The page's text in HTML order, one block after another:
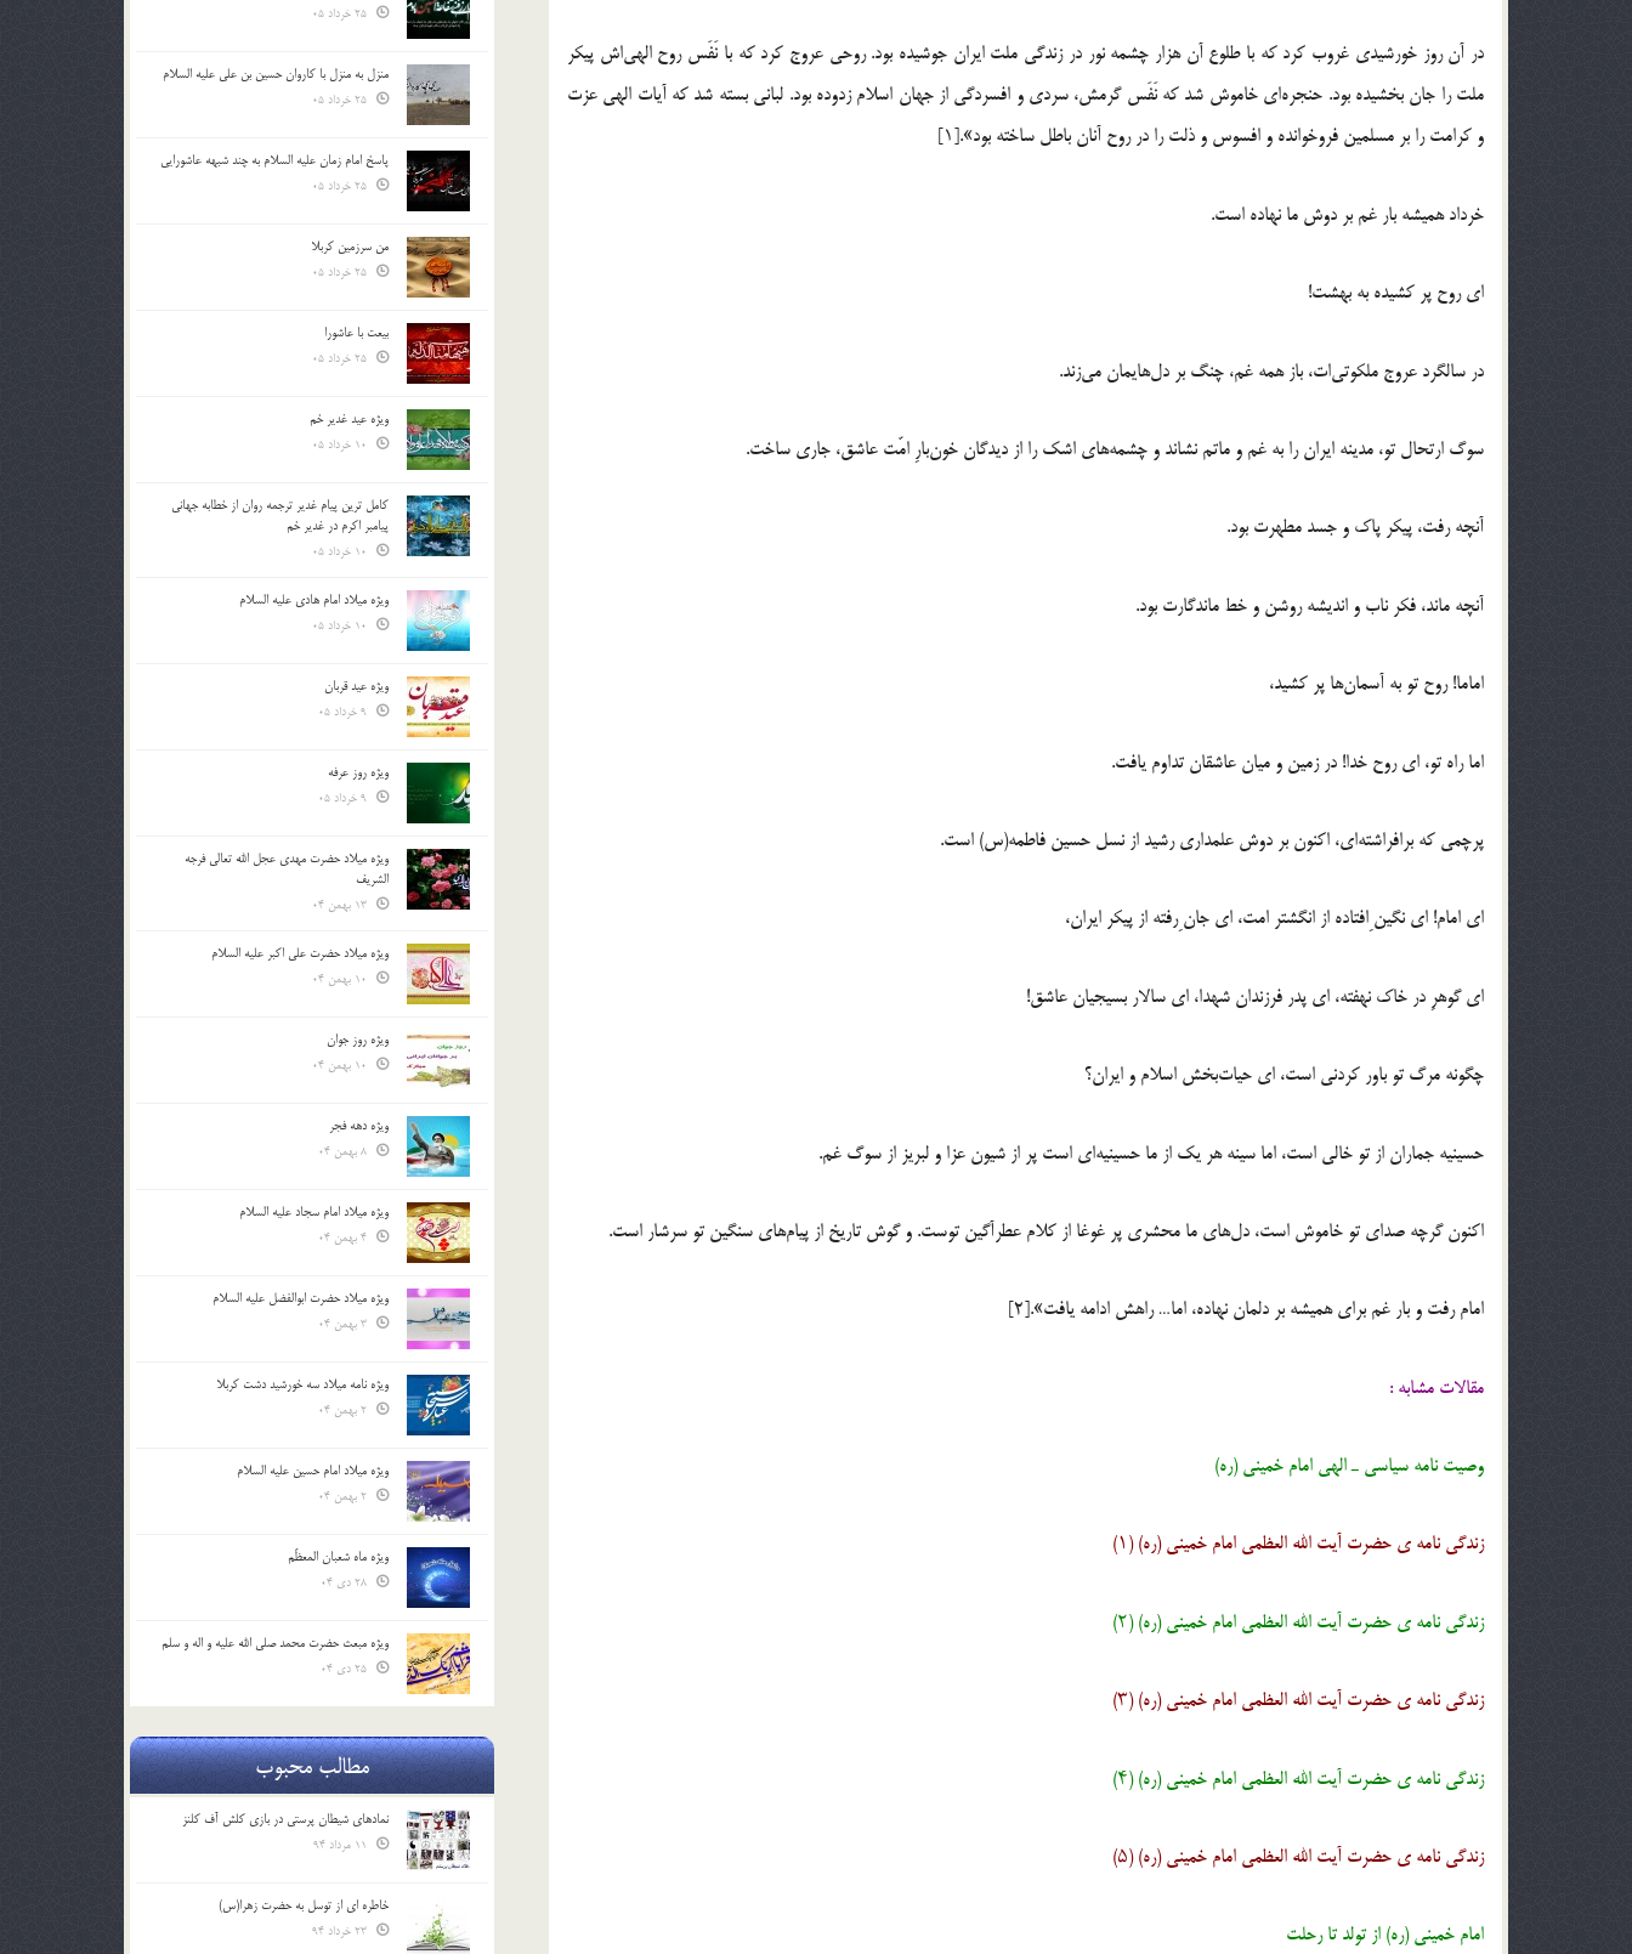
در آن روز خورشیدی غروب کرد که با طلوع آن هزار چشمه نور در زندگی ملت ایران جوشیده بود. روحی عروج کرد که با نَفَس روح الهی‌اش پیکر
ملت را جان بخشیده بود. حنجره‌ای خاموش شد که نَفَس گرمش، سردی و افسردگی از جهان اسلام زدوده بود. لبانی بسته شد که آیات الهی عزت
و کرامت را بر مسلمین فروخوانده و افسوس و ذلت را در روح آنان باطل ساخته بود».[1]
خرداد همیشه بار غم بر دوش ما نهاده است.
ای روح پر کشیده به بهشت!
در سالگرد عروج ملکوتی‌ات، باز همه غم، چنگ بر دل‌هایمان می‌زند.
سوگ ارتحال تو، مدینه ایران را به غم و ماتم نشاند و چشمه‌های اشک را از دیدگان خون‌بارِ امّت عاشق، جاری ساخت.
آنچه رفت، پیکر پاک و جسد مطهرت بود.
آنچه ماند، فکر ناب و اندیشه روشن و خط ماندگارت بود.
اماما! روح تو به آسمان‌ها پر کشید،
اما راه تو، ای روح خدا! در زمین و میان عاشقان تداوم یافت.
پرچمی که برافراشته‌اى، اکنون بر دوش علمداری رشید از نسل حسین فاطمه(س) است.
ای امام! ای نگین ِافتاده از انگشتر امت، ای جان ِرفته از پیکر ایران،
ای گوهرِ در خاک نهفته، ای پدر فرزندان شهدا، ای سالار بسیجیان عاشق!
چگونه مرگ تو باور کردنی است، ای حیات‌بخش اسلام و ایران؟
حسینیه جماران از تو خالی است، اما سینه هر یک از ما حسینیه‌ای است پر از شیون عزا و لبریز از سوگ غم.
اکنون گرچه صدای تو خاموش است، دل‌های ما محشری پر غوغا از کلام عطرآگین توست. و گوش تاریخ از پیام‌های سنگین تو سرشار است.
امام رفت و بار غم برای همیشه بر دلمان نهاده، اما… راهش ادامه یافت».[2]
مقالات مشابه :
وصیت نامه‌ سیاسی‌ ـ الهی امام خمینی (ره)
زندگی نامه ی حضرت آیت الله العظمی امام خمینی (ره) (۱)
زندگی نامه ی حضرت آیت الله العظمی امام خمینی (ره) (۲)
زندگی نامه ی حضرت آیت الله العظمی امام خمینی (ره) (۳)
زندگی نامه ی حضرت آیت الله العظمی امام خمینی (ره) (۴)
زندگی نامه ی حضرت آیت الله العظمی امام خمینی (ره) (۵)
امام خمینی (ره) از تولد تا رحلت
منزل به منزل با کاروان حسین بن علی علیه السلام
پاسخ امام زمان علیه السلام به چند شبهه عاشورایی
من سرزمین کربلا
بیعت با عاشورا
ویژه عید غدیر خم
کامل ترین پیام غدیر ترجمه روان از خطابه جهانی
پیامبر اکرم در غدیر خم
ویژه میلاد امام هادی علیه السلام
ویژه عید قربان
ویژه روز عرفه
ویژه میلاد حضرت مهدی عجل الله تعالی فرجه
الشريف
ویژه میلاد حضرت علی اکبر علیه السلام
ویژه روز جوان
ویژه دهه فجر
ویژه میلاد امام سجاد علیه السلام
ویژه میلاد حضرت ابوالفضل علیه السلام
ویژه نامه میلاد سه خورشید دشت کربلا
ویژه میلاد امام حسین علیه السلام
ویژه ماه شعبان المعظّم
ویژه مبعث حضرت محمد صلی الله علیه و اله و سلم
مطالب محبوب
نمادهای شیطان پرستی در بازی کلش آف کلنز
خاطره ای از توسل به حضرت زهرا(س)